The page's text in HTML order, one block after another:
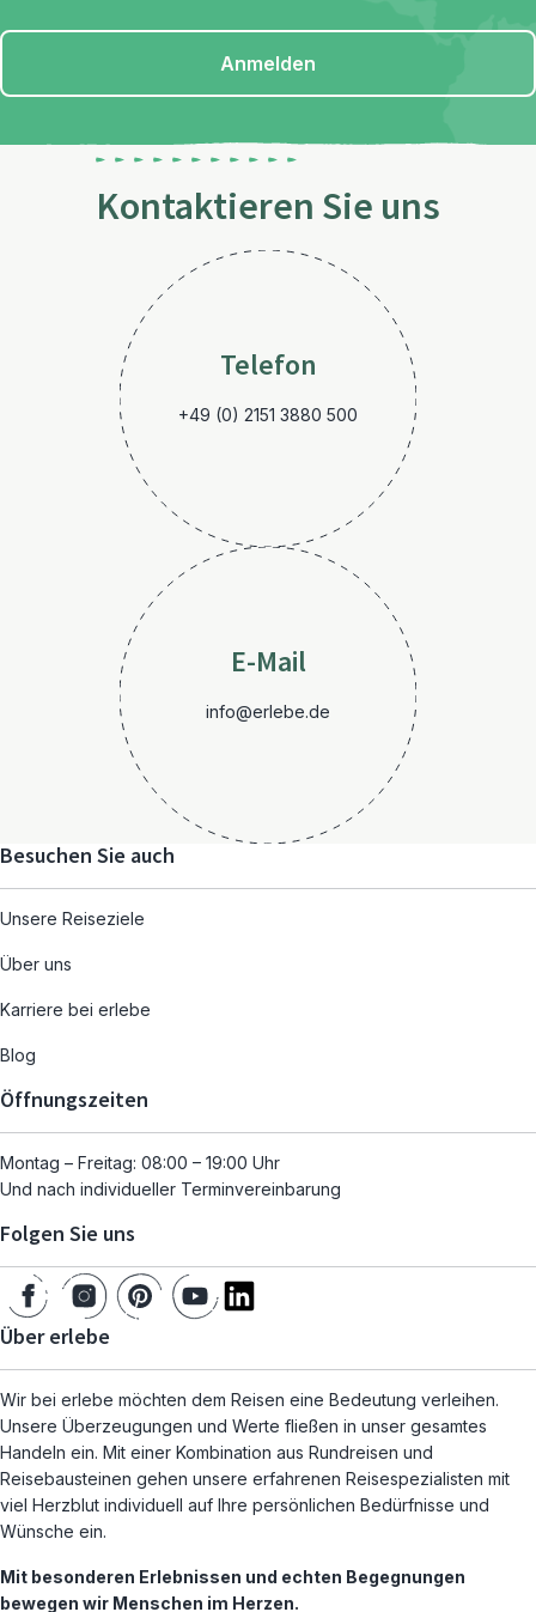
Anmelden
Kontaktieren Sie uns
Telefon
+49 (0) 2151 3880 500
E-Mail
info@erlebe.de
Besuchen Sie auch
Unsere Reiseziele
Über uns
Karriere bei erlebe
Blog
Öffnungszeiten
Montag – Freitag: 08:00 – 19:00 Uhr
Und nach individueller Terminvereinbarung
Folgen Sie uns
Über erlebe
Wir bei erlebe möchten dem Reisen eine Bedeutung verleihen.
Unsere Überzeugungen und Werte fließen in unser gesamtes
Handeln ein. Mit einer Kombination aus Rundreisen und
Reisebausteinen gehen unsere erfahrenen Reisespezialisten mit
viel Herzblut individuell auf Ihre persönlichen Bedürfnisse und
Wünsche ein.
Mit besonderen Erlebnissen und echten Begegnungen
bewegen wir Menschen im Herzen.